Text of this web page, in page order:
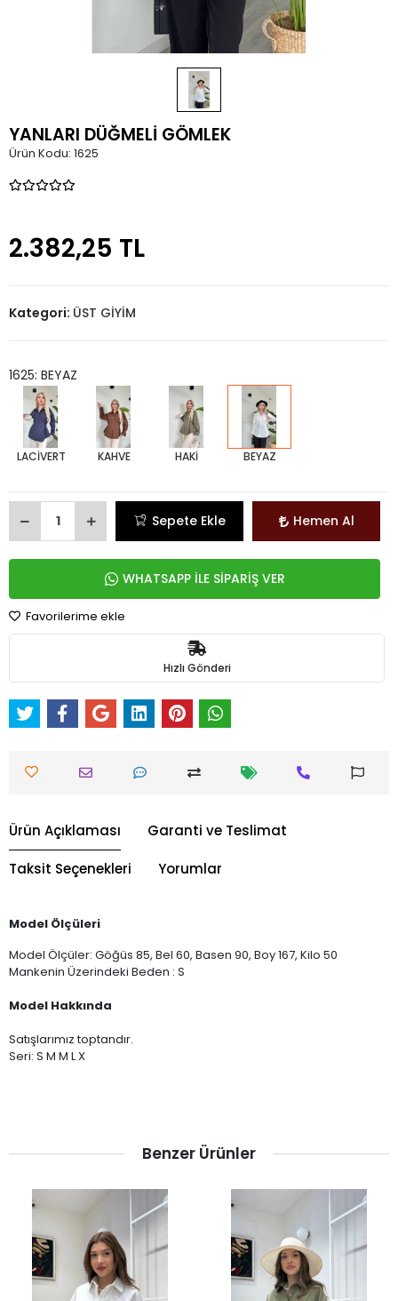
YANLARI DÜĞMELİ GÖMLEK
Ürün Kodu: 1625
2.382,25 TL
Kategori: ÜST GİYİM
1625: BEYAZ
LACİVERT KAHVE HAKİ BEYAZ
Sepete Ekle Hemen Al
WHATSAPP İLE SİPARİŞ VER
Favorilerime ekle
Hızlı Gönderi
Ürün Açıklaması Garanti ve Teslimat
Taksit Seçenekleri Yorumlar
Model Ölçüleri
Model Ölçüler: Göğüs 85, Bel 60, Basen 90, Boy 167, Kilo 50
Mankenin Üzerindeki Beden : S
Model Hakkında
Satışlarımız toptandır.
Seri: S M M L X
Benzer Ürünler